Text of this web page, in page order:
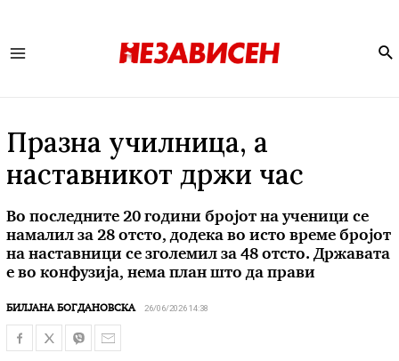
Празна училница, а
наставникот држи час
Во последните 20 години бројот на ученици се
намалил за 28 отсто, додека во исто време бројот
на наставници се зголемил за 48 отсто. Државата
е во конфузија, нема план што да прави
БИЛЈАНА БОГДАНОВСКА 26/06/2026 14:38